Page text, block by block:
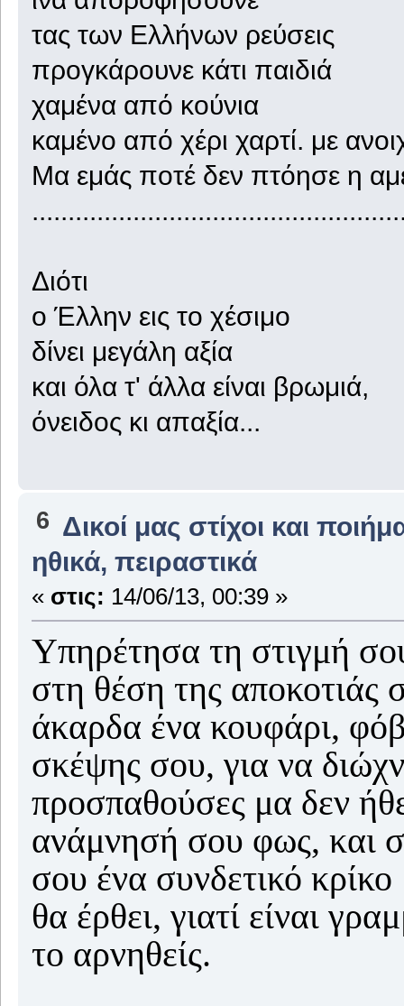
τας των Ελλήνων ρεύσεις
προγκάρουνε κάτι παιδιά
χαμένα από κούνια
καμένο από χέρι χαρτί. με
Μα εμάς ποτέ δεν πτόησε η
Διότι
ο Έλλην εις το χέσιμο
δίνει μεγάλη αξία
και όλα τ' άλλα είναι βρωμιά,
όνειδος κι απαξία...
6 Δικοί μας στίχοι και
ηθικά, πειραστικά
« στις: 14/06/13, 00:39 »
Υπηρέτησα τη στιγμή
στη θέση της
άκαρδα ένα κουφάρι,
σκέψης σου, για να
προσπαθούσες μα δεν
ανάμνησή σου φως, και
σου ένα συνδετικό
θα έρθει, γιατί είναι
το αρνηθείς.